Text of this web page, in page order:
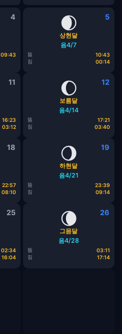
4
09:43
5
🌒
상현달
음4/7
뜸
10:43
짐
00:14
11
16:23
03:12
12
🌔
보름달
음4/14
뜸
17:21
짐
03:40
18
22:57
08:10
19
🌖
하현달
음4/21
뜸
23:39
짐
09:14
25
02:34
16:04
26
🌘
그믐달
음4/28
뜸
03:11
짐
17:14